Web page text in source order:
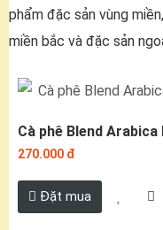
Cà phê Blend
270.000 đ
Đặt mua